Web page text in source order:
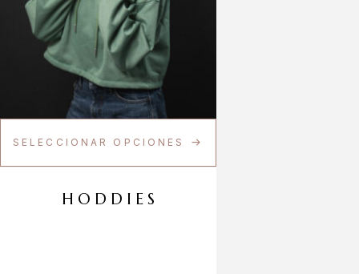
SELECCIONAR OPCIONES
HODDIES